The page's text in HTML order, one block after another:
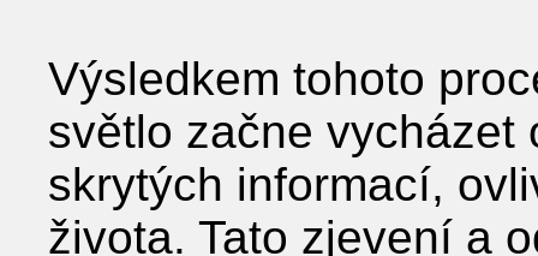
Výsledkem tohoto
světlo začne vycházet
skrytých informací,
života. Tato zjevení a